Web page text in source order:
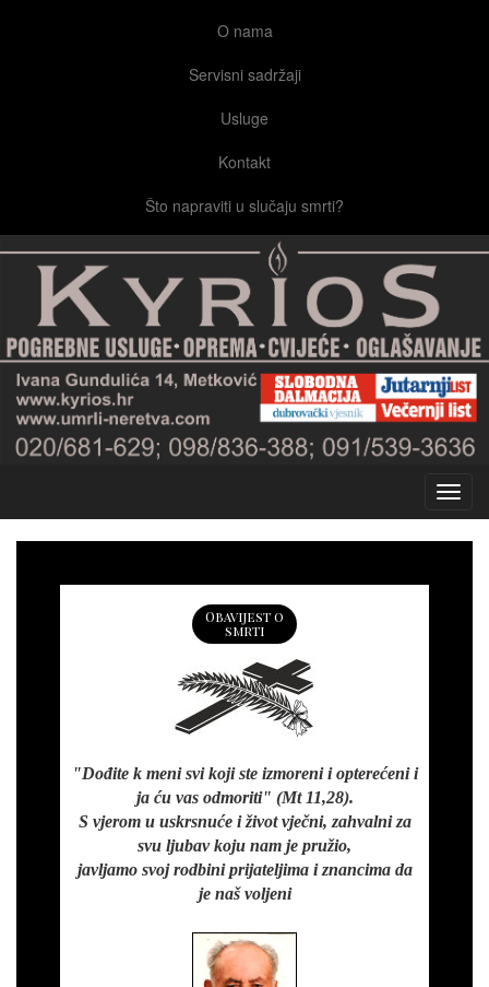
O nama
Servisni sadržaji
Usluge
Kontakt
Što napraviti u slučaju smrti?
Obavijest o
smrti
"Dođite k meni svi koji ste izmoreni i opterećeni i
ja ću vas odmoriti" (Mt 11,28).
S vjerom u uskrsnuće i život vječni, zahvalni za
svu ljubav koju nam je pružio,
javljamo svoj rodbini prijateljima i znancima da
je naš voljeni